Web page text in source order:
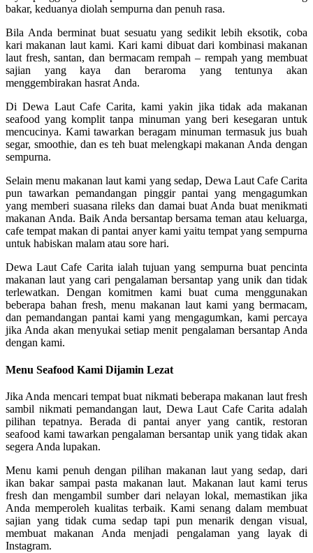
bakar, keduanya diolah sempurna dan penuh rasa.
Bila Anda berminat buat sesuatu yang sedikit lebih eksotik, coba
kari makanan laut kami. Kari kami dibuat dari kombinasi makanan
laut fresh, santan, dan bermacam rempah – rempah yang membuat
sajian yang kaya dan beraroma yang tentunya akan
menggembirakan hasrat Anda.
Di Dewa Laut Cafe Carita, kami yakin jika tidak ada makanan
seafood yang komplit tanpa minuman yang beri kesegaran untuk
mencucinya. Kami tawarkan beragam minuman termasuk jus buah
segar, smoothie, dan es teh buat melengkapi makanan Anda dengan
sempurna.
Selain menu makanan laut kami yang sedap, Dewa Laut Cafe Carita
pun tawarkan pemandangan pinggir pantai yang mengagumkan
yang memberi suasana rileks dan damai buat Anda buat menikmati
makanan Anda. Baik Anda bersantap bersama teman atau keluarga,
cafe tempat makan di pantai anyer kami yaitu tempat yang sempurna
untuk habiskan malam atau sore hari.
Dewa Laut Cafe Carita ialah tujuan yang sempurna buat pencinta
makanan laut yang cari pengalaman bersantap yang unik dan tidak
terlewatkan. Dengan komitmen kami buat cuma menggunakan
beberapa bahan fresh, menu makanan laut kami yang bermacam,
dan pemandangan pantai kami yang mengagumkan, kami percaya
jika Anda akan menyukai setiap menit pengalaman bersantap Anda
dengan kami.
Menu Seafood Kami Dijamin Lezat
Jika Anda mencari tempat buat nikmati beberapa makanan laut fresh
sambil nikmati pemandangan laut, Dewa Laut Cafe Carita adalah
pilihan tepatnya. Berada di pantai anyer yang cantik, restoran
seafood kami tawarkan pengalaman bersantap unik yang tidak akan
segera Anda lupakan.
Menu kami penuh dengan pilihan makanan laut yang sedap, dari
ikan bakar sampai pasta makanan laut. Makanan laut kami terus
fresh dan mengambil sumber dari nelayan lokal, memastikan jika
Anda memperoleh kualitas terbaik. Kami senang dalam membuat
sajian yang tidak cuma sedap tapi pun menarik dengan visual,
membuat makanan Anda menjadi pengalaman yang layak di
Instagram.